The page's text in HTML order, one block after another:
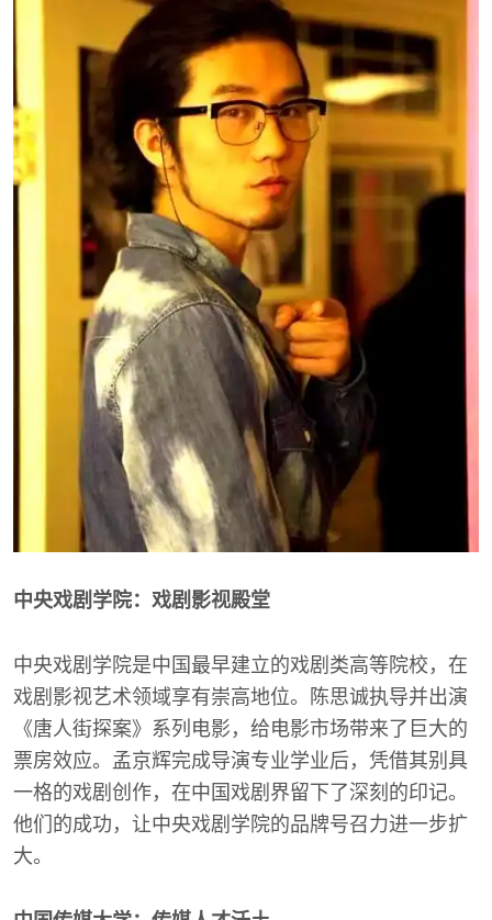
中央戏剧学院：戏剧影视殿堂
中央戏剧学院是中国最早建立的戏剧类高等院校，在
戏剧影视艺术领域享有崇高地位。陈思诚执导并出演
《唐人街探案》系列电影，给电影市场带来了巨大的
票房效应。孟京辉完成导演专业学业后，凭借其别具
一格的戏剧创作，在中国戏剧界留下了深刻的印记。
他们的成功，让中央戏剧学院的品牌号召力进一步扩
大。